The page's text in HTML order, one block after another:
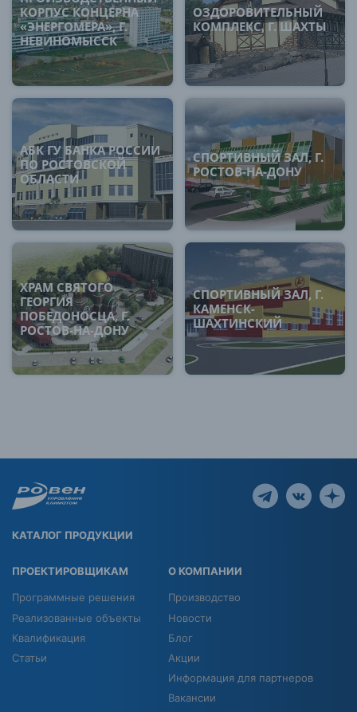
КОРПУС КОНЦЕРНА
«ЭНЕРГОМЕРА», Г.
НЕВИНОМЫССК
ОЗДОРОВИТЕЛЬНЫЙ
КОМПЛЕКС, Г. ШАХТЫ
АБК ГУ БАНКА РОССИИ
ПО РОСТОВСКОЙ
ОБЛАСТИ
СПОРТИВНЫЙ ЗАЛ, Г.
РОСТОВ-НА-ДОНУ
ХРАМ СВЯТОГО
ГЕОРГИЯ
ПОБЕДОНОСЦА, Г.
РОСТОВ-НА-ДОНУ
СПОРТИВНЫЙ ЗАЛ, Г.
КАМЕНСК-
ШАХТИНСКИЙ
КАТАЛОГ ПРОДУКЦИИ
ПРОЕКТИРОВЩИКАМ
Программные решения
Реализованные объекты
Квалификация
Статьи
О КОМПАНИИ
Производство
Новости
Блог
Акции
Информация для партнеров
Вакансии